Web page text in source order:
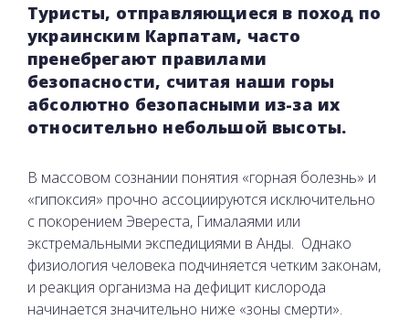
Туристы, отправляющиеся в поход по
украинским Карпатам, часто
пренебрегают правилами
безопасности, считая наши горы
абсолютно безопасными из-за их
относительно небольшой высоты.
В массовом сознании понятия «горная болезнь» и
«гипоксия» прочно ассоциируются исключительно
с покорением Эвереста, Гималаями или
экстремальными экспедициями в Анды. Однако
физиология человека подчиняется четким законам,
и реакция организма на дефицит кислорода
начинается значительно ниже «зоны смерти».